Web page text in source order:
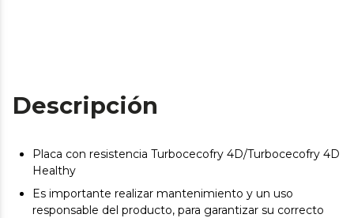
Descripción
Placa con resistencia Turbocecofry 4D/Turbocecofry 4D
Healthy
Es importante realizar mantenimiento y un uso
responsable del producto, para garantizar su correcto